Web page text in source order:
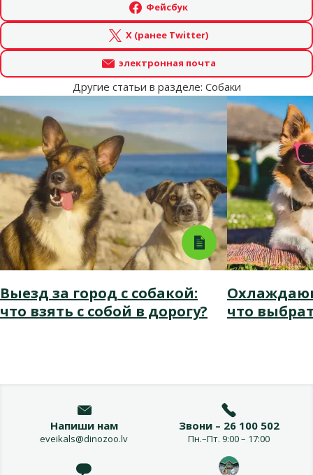
Фейсбук
X (ранее Twitter)
электронная почта
Другие статьи в разделе: Собаки
Выезд за город с собакой:
что взять с собой в дорогу?
что
Напиши нам
eveikals@dinozoo.lv
Звони – 26 100 502
Пн.–Пт. 9:00 – 17:00